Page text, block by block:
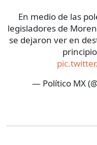
En medio de las
legisladores de
se dejaron ver en
— Político MX